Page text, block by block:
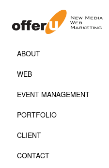
ABOUT
WEB
EVENT MANAGEMENT
PORTFOLIO
CLIENT
CONTACT